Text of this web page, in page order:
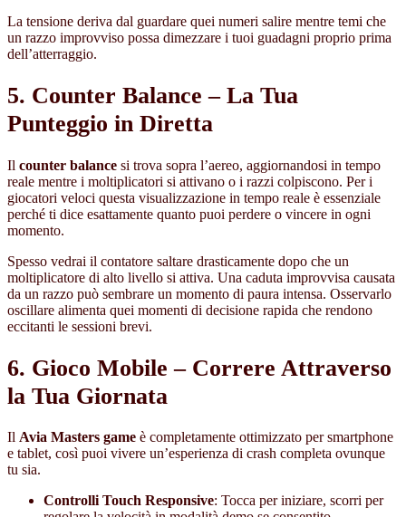
La tensione deriva dal guardare quei numeri salire mentre temi che
un razzo improvviso possa dimezzare i tuoi guadagni proprio prima
dell’atterraggio.
5. Counter Balance – La Tua
Punteggio in Diretta
Il counter balance si trova sopra l’aereo, aggiornandosi in tempo
reale mentre i moltiplicatori si attivano o i razzi colpiscono. Per i
giocatori veloci questa visualizzazione in tempo reale è essenziale
perché ti dice esattamente quanto puoi perdere o vincere in ogni
momento.
Spesso vedrai il contatore saltare drasticamente dopo che un
moltiplicatore di alto livello si attiva. Una caduta improvvisa causata
da un razzo può sembrare un momento di paura intensa. Osservarlo
oscillare alimenta quei momenti di decisione rapida che rendono
eccitanti le sessioni brevi.
6. Gioco Mobile – Correre Attraverso
la Tua Giornata
Il Avia Masters game è completamente ottimizzato per smartphone
e tablet, così puoi vivere un’esperienza di crash completa ovunque
tu sia.
Controlli Touch Responsive: Tocca per iniziare, scorri per